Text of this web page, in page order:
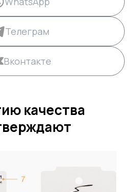
Телеграм
Вконтакте
качества